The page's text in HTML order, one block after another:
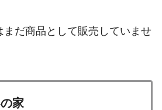
まだ商品として販売していませ
家